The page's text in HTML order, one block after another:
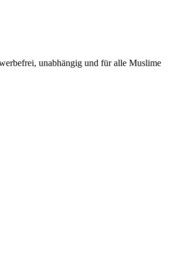
unabhängig und für alle Muslime